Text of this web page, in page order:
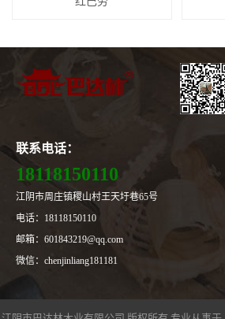
联系电话：
18118150110
江阴市周庄镇稷山村王天圩巷65号
电话：18118150110
邮箱：601843219@qq.com
微信：chenjinliang181181